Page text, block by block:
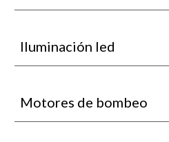
Iluminación led
Motores de bombeo